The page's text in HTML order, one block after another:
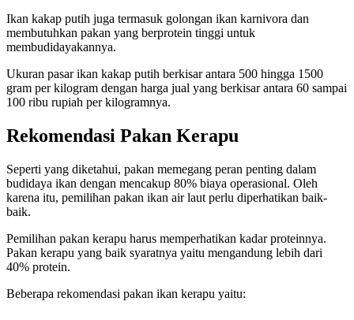
Ikan kakap putih juga termasuk golongan ikan karnivora dan
membutuhkan pakan yang berprotein tinggi untuk
membudidayakannya.
Ukuran pasar ikan kakap putih berkisar antara 500 hingga 1500
gram per kilogram dengan harga jual yang berkisar antara 60 sampai
100 ribu rupiah per kilogramnya.
Rekomendasi Pakan Kerapu
Seperti yang diketahui, pakan memegang peran penting dalam
budidaya ikan dengan mencakup 80% biaya operasional. Oleh
karena itu, pemilihan pakan ikan air laut perlu diperhatikan baik-
baik.
Pemilihan pakan kerapu harus memperhatikan kadar proteinnya.
Pakan kerapu yang baik syaratnya yaitu mengandung lebih dari
40% protein.
Beberapa rekomendasi pakan ikan kerapu yaitu: